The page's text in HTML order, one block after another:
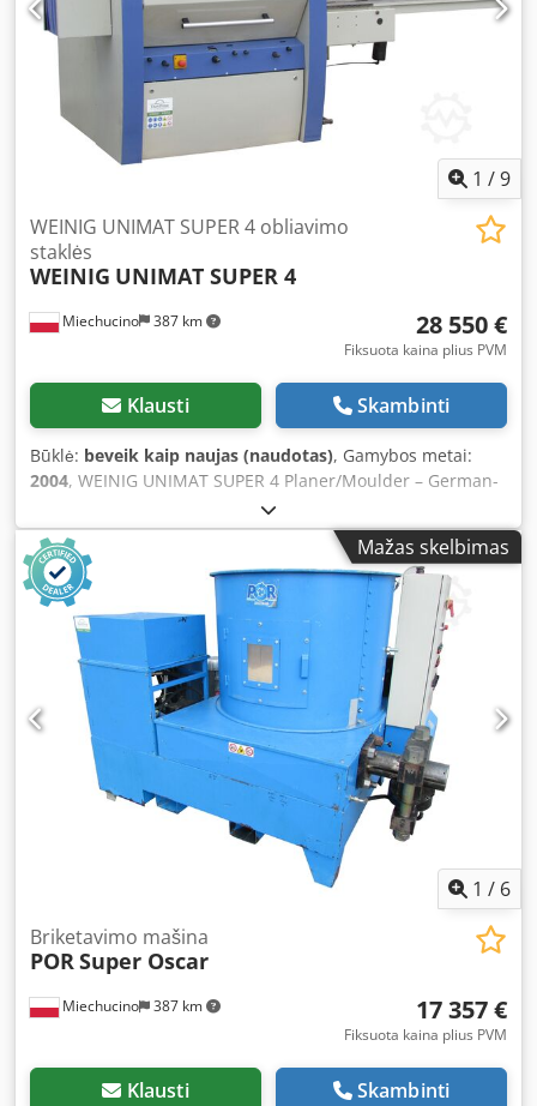
ašies padėties tikslumas 1 μm X/Z ašies pakartotinės
padėties tikslumas 0,2 μm Sistemos skiriamoji geba 0,01
μm Kokybė garantuota
1 /9
Miechucino 387 km
WEINIG UNIMAT SUPER 4 obliavimo
staklės
WEINIG UNIMAT SUPER 4
28 550 €
Fiksuota kaina plius PVM
Klausti Skambinti
Būklė: beveik kaip naujas (naudotas), Gamybos metai:
2004, WEINIG UNIMAT SUPER 4 Planer/Moulder – German-
made – Very good condition – Year of manufacture: 2004 –
Technical documentation (manual included) TECHNICAL
SPECIFICATIONS: Planing width: 150 mm Planing height: 50
mm Spindle diameter: 40 mm Equipped with tooling
Adjustable top spindle head 1) Bottom spindle: 11 kW,
6000 rpm 2) Top spindle: 18.5 kW, 7000 rpm 3) Lower
spindle: 5.5 kW, 6000 rpm Feed motor: 2.2 kW Feed rate
adjustable via inverter: 0–18 m/min Feed via cardan shafts
Pneumatic pressure system Three top steel feed rollers
One top rubber roller Dsdpfx Aljin Nrgewock Ribbed
infeed table Infeed table length: 1,950 mm Total power: 37
kW Central lubrication system Transport dimensions:
Length/Width/Height: 320x220x220 cm Weight: approx.
Mažas skelbimas
1 / 6
Miechucino 387 km
Briketavimo mašina
PORSuper Oscar
17 357 €
Fiksuota kaina plius PVM
Klausti Skambinti